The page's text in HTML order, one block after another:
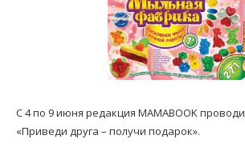
С 4 по 9 июня редакция MAMABOOK
«Приведи друга – получи подарок».